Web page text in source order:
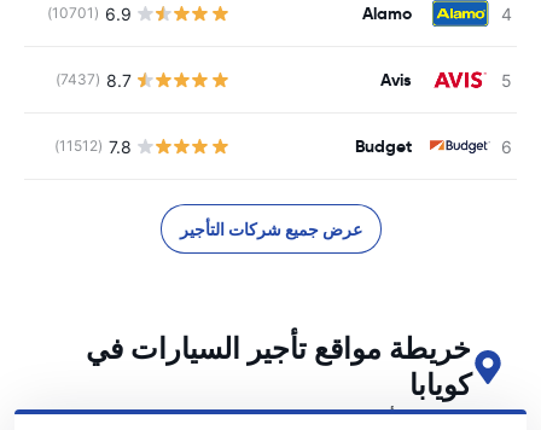
Alamo
6.9
(10701)
Avis
8.7
(7437)
Budget
7.8
(11512)
عرض جميع شركات التأجير
خريطة مواقع تأجير السيارات في
كويابا
اطلع على مواقع تأجير السيارات الرئيسية لدينا في كويابا